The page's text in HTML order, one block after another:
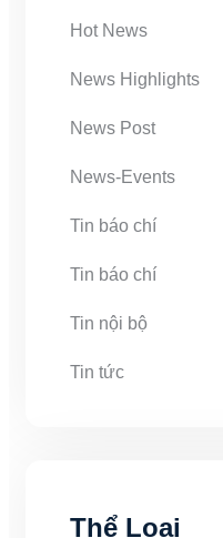
Hot News
News Highlights
News Post
News-Events
Tin báo chí
Tin báo chí
Tin nội bộ
Tin tức
Thể Loại